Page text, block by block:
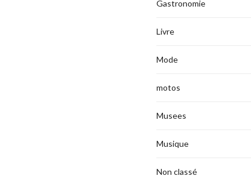
Gastronomie
Livre
Mode
motos
Musees
Musique
Non classé